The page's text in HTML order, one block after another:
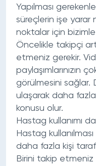
Yapılması
süreçlerin işe
noktalar için
Öncelikle takipçi
etmeniz gerekir.
paylaşımlarınızın
görülmesini sağlar.
ulaşarak daha
konusu olur.
Hastag kullanımı
Hastag
daha fazla kişi
Birini takip